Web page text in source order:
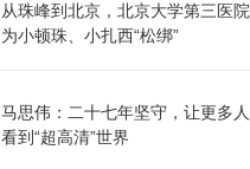
从珠峰到北京，北京大学第三医院
为小顿珠、小扎西“松绑”
马思伟：二十七年坚守，让更多人
看到“超高清”世界